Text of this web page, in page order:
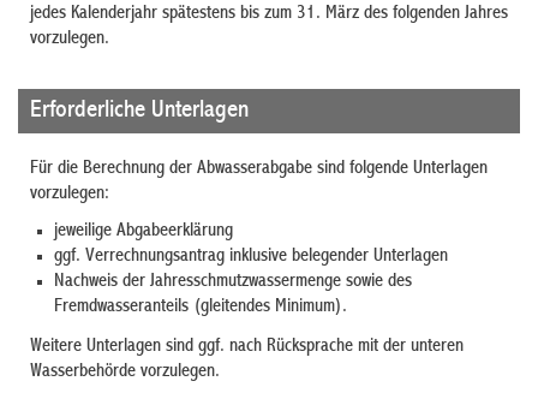
jedes Kalenderjahr spätestens bis zum 31. März des folgenden Jahres
vorzulegen.
Erforderliche Unterlagen
Für die Berechnung der Abwasserabgabe sind folgende Unterlagen
vorzulegen:
jeweilige Abgabeerklärung
ggf. Verrechnungsantrag inklusive belegender Unterlagen
Nachweis der Jahresschmutzwassermenge sowie des
Fremdwasseranteils (gleitendes Minimum).
Weitere Unterlagen sind ggf. nach Rücksprache mit der unteren
Wasserbehörde vorzulegen.